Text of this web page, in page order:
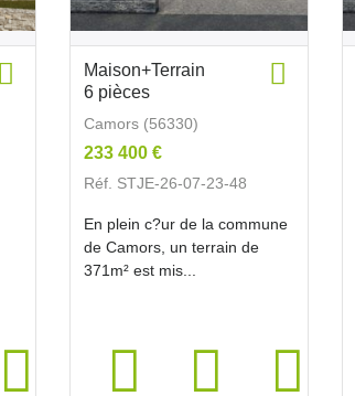
Maison+Terrain
6 pièces
Camors (56330)
233 400 €
Réf. STJE-26-07-23-48
En plein c?ur de la commune
de Camors, un terrain de
371m² est mis...